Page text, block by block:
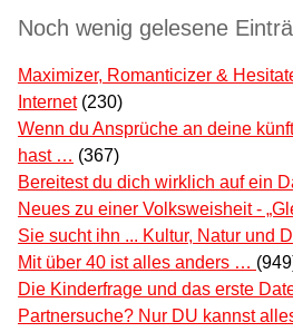
Noch wenig gelesene
Maximizer, Romanticizer &
Internet (230)
Wenn du Ansprüche an deine
hast … (367)
Bereitest du dich wirklich auf ein
Neues zu einer Volksweisheit -
Sie sucht ihn ... Kultur, Natur und
Mit über 40 ist alles anders …
Die Kinderfrage und das erste
Partnersuche? Nur DU kannst